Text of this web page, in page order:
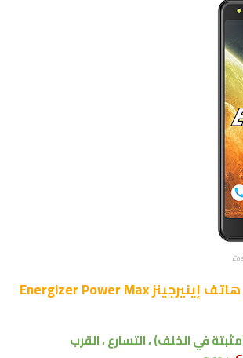
هاتف إينيرجينز Energizer Power Max
في الخلف) ، التسارع ، القرب